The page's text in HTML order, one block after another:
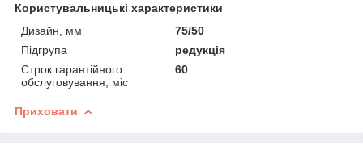
Користувальницькі характеристики
Дизайн, мм
75/50
Підгрупа
редукція
Строк гарантійного
обслуговування, міс
60
Приховати